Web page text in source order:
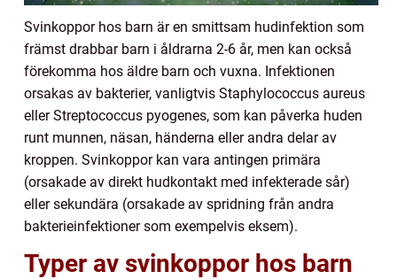
Svinkoppor hos barn är en smittsam hudinfektion som
främst drabbar barn i åldrarna 2-6 år, men kan också
förekomma hos äldre barn och vuxna. Infektionen
orsakas av bakterier, vanligtvis Staphylococcus aureus
eller Streptococcus pyogenes, som kan påverka huden
runt munnen, näsan, händerna eller andra delar av
kroppen. Svinkoppor kan vara antingen primära
(orsakade av direkt hudkontakt med infekterade sår)
eller sekundära (orsakade av spridning från andra
bakterieinfektioner som exempelvis eksem).
Typer av svinkoppor hos barn